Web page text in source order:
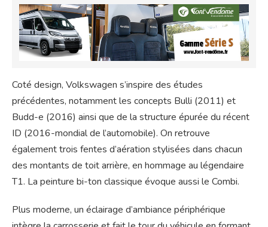
Coté design, Volkswagen s’inspire des études
précédentes, notamment les concepts Bulli (2011) et
Budd-e (2016) ainsi que de la structure épurée du récent
ID (2016-mondial de l’automobile). On retrouve
également trois fentes d’aération stylisées dans chacun
des montants de toit arrière, en hommage au légendaire
T1. La peinture bi-ton classique évoque aussi le Combi.
Plus moderne, un éclairage d’ambiance périphérique